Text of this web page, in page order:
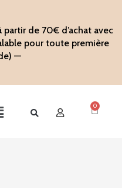
de 70€ d’achat avec
pour toute première
—
0
Panier